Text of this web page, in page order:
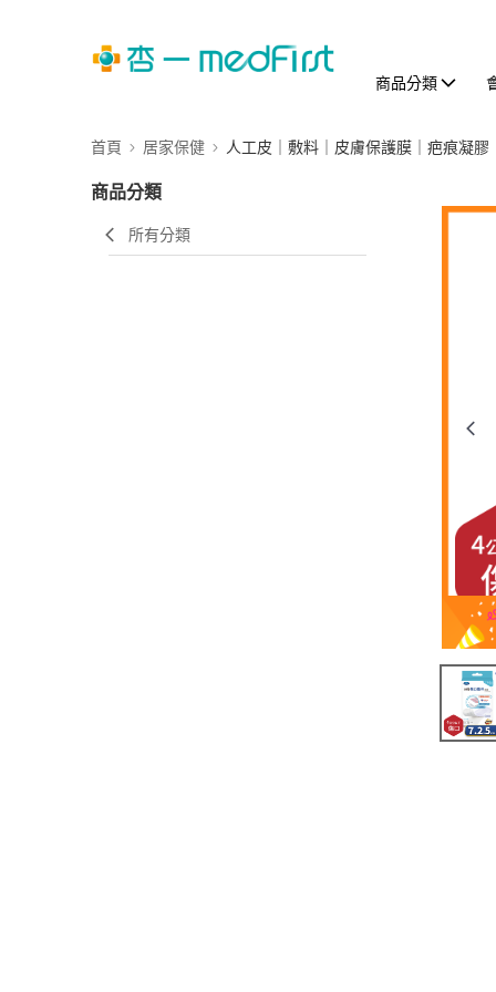
商品分類
首頁 居家保健 人工皮｜敷料｜皮膚保護膜｜疤痕凝膠
商品分類
所有分類